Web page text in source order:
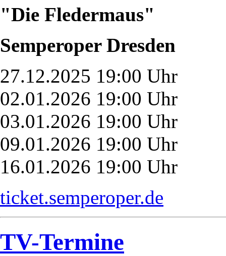
"Die Fledermaus"
Semperoper Dresden
27.12.2025 19:00 Uhr
02.01.2026 19:00 Uhr
03.01.2026 19:00 Uhr
09.01.2026 19:00 Uhr
16.01.2026 19:00 Uhr
ticket.semperoper.de
TV-Termine